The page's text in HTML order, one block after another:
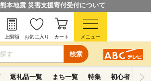
本地震 災害支援寄付受付について
検索
上限額 お気に入り カート メニュー
返礼品一覧 まち一覧 特集 初心者ガイド